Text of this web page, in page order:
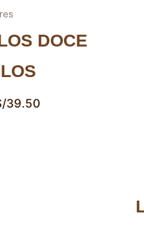
DOCE
39.50